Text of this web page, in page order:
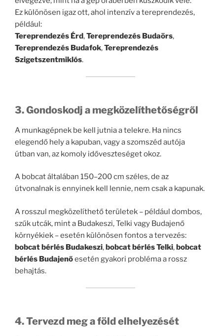
Ez különösen igaz ott, ahol intenzív a tereprendezés,
például:
Tereprendezés Érd,Tereprendezés Budaörs,
Tereprendezés Budafok,Tereprendezés
Szigetszentmiklós.
3. Gondoskodj a megközelíthetőségről
A munkagépnek be kell jutnia a telekre. Ha nincs
elegendő hely a kapuban, vagy a szomszéd autója
útban van, az komoly időveszteséget okoz.
A bobcat általában 150–200 cm széles, de az
útvonalnak is ennyinek kell lennie, nem csak a kapunak.
A rosszul megközelíthető területek – például dombos,
szűk utcák, mint a Budakeszi, Telki vagy Budajenő
környékiek – esetén különösen fontos a tervezés:
bobcat bérlés Budakeszi,bobcat bérlés Telki,bobcat
bérlés Budajenőesetén gyakori probléma a rossz
behajtás.
4. Tervezd meg a föld elhelyezését